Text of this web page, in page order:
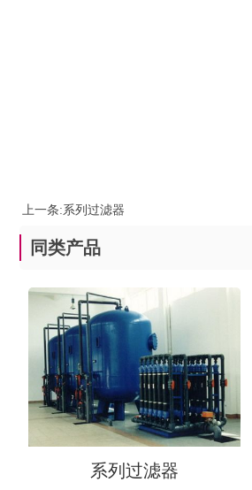
上一条:系列过滤器
同类产品
系列过滤器